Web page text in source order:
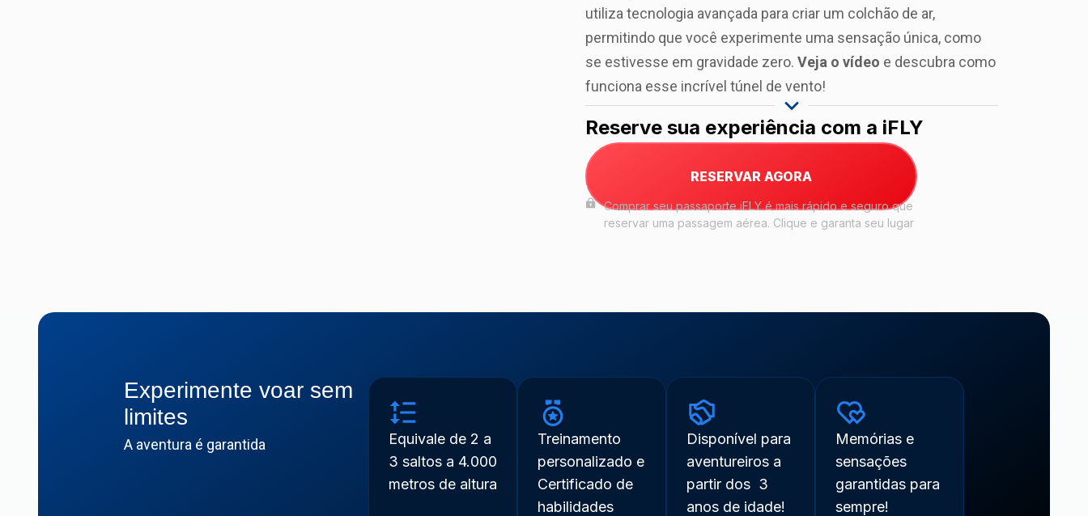
utiliza tecnologia avançada para criar um colchão de ar,
permitindo que você experimente uma sensação única, como
se estivesse em gravidade zero.Veja o vídeo e descubra como
funciona esse incrível túnel de vento!
Reserve sua experiência com a iFLY
RESERVAR AGORA
Comprar seu passaporte iFLY é mais rápido e seguro que
reservar uma passagem aérea. Clique e garanta seu lugar
Experimente voar sem
limites
A aventura é garantida
Equivale de 2 a
3 saltos a 4.000
metros de altura
Treinamento
personalizado e
Certificado de
habilidades
Disponível para
aventureiros a
partir dos 3
anos de idade!
Memórias e
sensações
garantidas para
sempre!